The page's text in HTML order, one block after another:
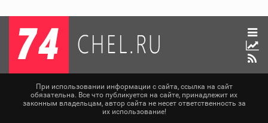
При использовании информации с сайта, ссылка на сайт
обязательна. Все что публикуется на сайте, принадлежит их
законным владельцам, автор сайта не несет ответственность за
их использование!